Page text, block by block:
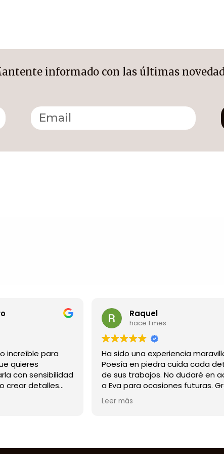
informado con las últimas
sido una experiencia maravillosa.
en piedra cuida cada detalle
sus trabajos. No dudaré en acudir
para ocasiones futuras. Gracias
hacer mis ideas realidad en un
especial que seguro que a
Rita
No puedo
el trabajo de
que confío en
agradecida
dedicación y
son una